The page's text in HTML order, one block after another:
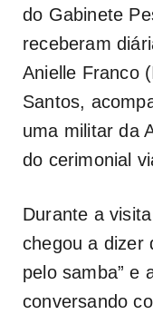
do Gabinete
receberam
Anielle Franco
Santos,
uma militar da
do cerimonial
Durante a
chegou a dizer
pelo samba” e
conversando